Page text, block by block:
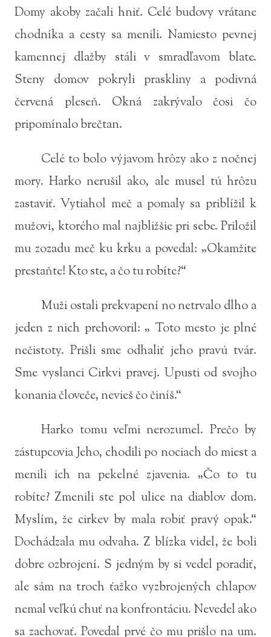
Domy akoby začali hniť. Celé budovy vrátane
chodníka a cesty sa menili. Namiesto pevnej
kamennej dlažby stáli v smradľavom blate.
Steny domov pokryli praskliny a podivná
červená pleseň. Okná zakrývalo čosi čo
pripomínalo brečtan.
Celé to bolo výjavom hrôzy ako z nočnej
mory. Harko nerušil ako, ale musel tú hrôzu
zastaviť. Vytiahol meč a pomaly sa priblížil k
mužovi, ktorého mal najbližšie pri sebe. Priložil
mu zozadu meč ku krku a povedal: „Okamžite
prestaňte! Kto ste, a čo tu robíte?“
Muži ostali prekvapení no netrvalo dlho a
jeden z nich prehovoril: „ Toto mesto je plné
nečistoty. Prišli sme odhaliť jeho pravú tvár.
Sme vyslanci Cirkvi pravej. Upusti od svojho
konania človeče, nevieš čo činíš.“
Harko tomu veľmi nerozumel. Prečo by
zástupcovia Jeho, chodili po nociach do miest a
menili ich na pekelné zjavenia. „Čo to tu
robíte? Zmenili ste pol ulice na diablov dom.
Myslím, že cirkev by mala robiť pravý opak.“
Dochádzala mu odvaha. Z blízka videl, že boli
dobre ozbrojení. S jedným by si vedel poradiť,
ale sám na troch ťažko vyzbrojených chlapov
nemal veľkú chuť na konfrontáciu. Nevedel ako
sa zachovať. Povedal prvé čo mu prišlo na um.